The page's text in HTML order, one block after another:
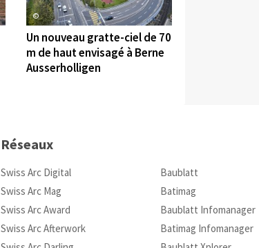
©
Un nouveau gratte-ciel de 70
m de haut envisagé à Berne
Ausserholligen
Réseaux
Swiss Arc Digital
Swiss Arc Mag
Swiss Arc Award
Swiss Arc Afterwork
Baublatt
Batimag
Baublatt Infomanager
Batimag Infomanager